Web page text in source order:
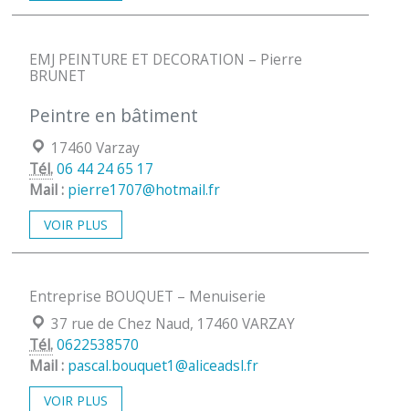
EMJ PEINTURE ET DECORATION – Pierre
BRUNET
Peintre en bâtiment
Localisation :
17460 Varzay
Tél.06 44 24 65 17
Mail : pierre1707@hotmail.fr
VOIR PLUS
Entreprise BOUQUET – Menuiserie
Localisation :
37 rue de Chez Naud, 17460 VARZAY
Tél.0622538570
Mail : pascal.bouquet1@aliceadsl.fr
VOIR PLUS